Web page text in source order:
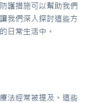
護措施可以幫助我們
我們深入探討這些方
日常生活中。
法經常被提及。這些